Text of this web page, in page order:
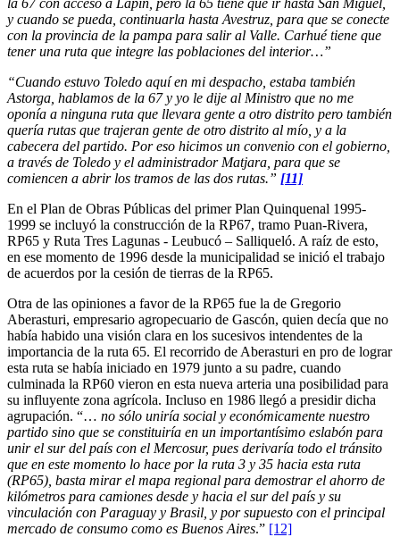
la 67 con acceso a Lapin, pero la 65 tiene que ir hasta San Miguel,
y cuando se pueda, continuarla hasta Avestruz, para que se conecte
con la provincia de la pampa para salir al Valle. Carhué tiene que
tener una ruta que integre las poblaciones del interior…”
“Cuando estuvo Toledo aquí en mi despacho, estaba también
Astorga, hablamos de la 67 y yo le dije al Ministro que no me
oponía a ninguna ruta que llevara gente a otro distrito pero también
quería rutas que trajeran gente de otro distrito al mío, y a la
cabecera del partido. Por eso hicimos un convenio con el gobierno,
a través de Toledo y el administrador Matjara, para que se
comiencen a abrir los tramos de las dos rutas.” [11]
En el Plan de Obras Públicas del primer Plan Quinquenal 1995-
1999 se incluyó la construcción de la RP67, tramo Puan-Rivera,
RP65 y Ruta Tres Lagunas - Leubucó – Salliqueló. A raíz de esto,
en ese momento de 1996 desde la municipalidad se inició el trabajo
de acuerdos por la cesión de tierras de la RP65.
Otra de las opiniones a favor de la RP65 fue la de Gregorio
Aberasturi, empresario agropecuario de Gascón, quien decía que no
había habido una visión clara en los sucesivos intendentes de la
importancia de la ruta 65. El recorrido de Aberasturi en pro de lograr
esta ruta se había iniciado en 1979 junto a su padre, cuando
culminada la RP60 vieron en esta nueva arteria una posibilidad para
su influyente zona agrícola. Incluso en 1986 llegó a presidir dicha
agrupación. “… no sólo uniría social y económicamente nuestro
partido sino que se constituiría en un importantísimo eslabón para
unir el sur del país con el Mercosur, pues derivaría todo el tránsito
que en este momento lo hace por la ruta 3 y 35 hacia esta ruta
(RP65), basta mirar el mapa regional para demostrar el ahorro de
kilómetros para camiones desde y hacia el sur del país y su
vinculación con Paraguay y Brasil, y por supuesto con el principal
mercado de consumo como es Buenos Aires.” [12]